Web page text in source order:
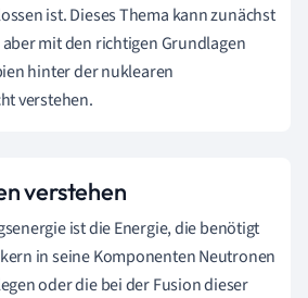
ist. Dieses Thema kann zunächst
mit den richtigen Grundlagen
hinter der nuklearen
verstehen.
verstehen
ist die Energie, die benötigt
in seine Komponenten Neutronen
oder die bei der Fusion dieser